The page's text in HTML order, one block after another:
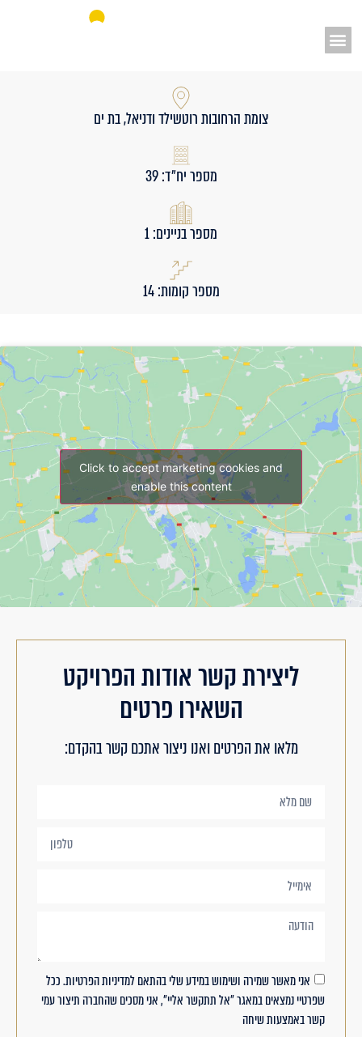
צומת הרחובות רוטשילד ודניאל, בת ים
מספר יח״ד: 39
מספר בניינים: 1
מספר קומות: 14
Click to accept marketing cookies and
enable this content
ליצירת קשר אודות הפרויקט
השאירו פרטים
מלאו את הפרטים ואנו ניצור אתכם קשר בהקדם:
אני מאשר שמירה ושימוש במידע שלי בהתאם למדיניות הפרטיות. ככל
שפרטיי נמצאים במאגר "אל תתקשר אליי", אני מסכים שהחברה תיצור עמי
קשר באמצעות שיחה